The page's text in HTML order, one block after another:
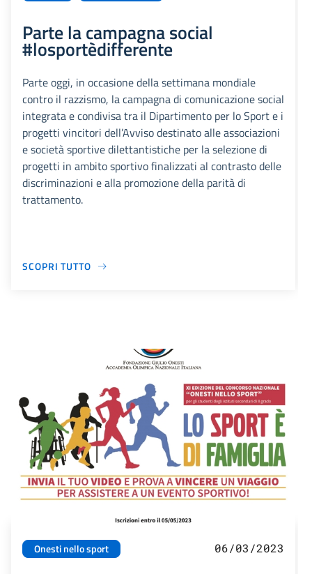
Parte la campagna social
#losportèdifferente
Parte oggi, in occasione della settimana mondiale
contro il razzismo, la campagna di comunicazione social
integrata e condivisa tra il Dipartimento per lo Sport e i
progetti vincitori dell’Avviso destinato alle associazioni
e società sportive dilettantistiche per la selezione di
progetti in ambito sportivo finalizzati al contrasto delle
discriminazioni e alla promozione della parità di
trattamento.
SCOPRI TUTTO
Onesti nello sport 06/03/2023